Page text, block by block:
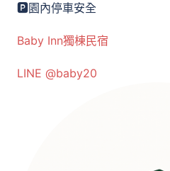
🅿️園內停車安全
Baby Inn獨棟民宿
LINE @baby20